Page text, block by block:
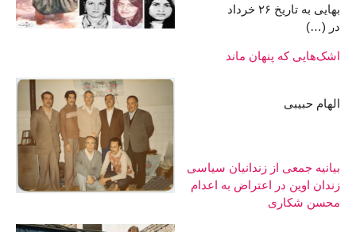
بهایی به تاریخ ۲۶ خرداد
در (…)
اشک‌هایی که پنهان ماند
الهام حبیبی
بیانیه جمعی از زندانیان سیاسی
زندان اوین در اعتراض به اعدام
محسن شکاری